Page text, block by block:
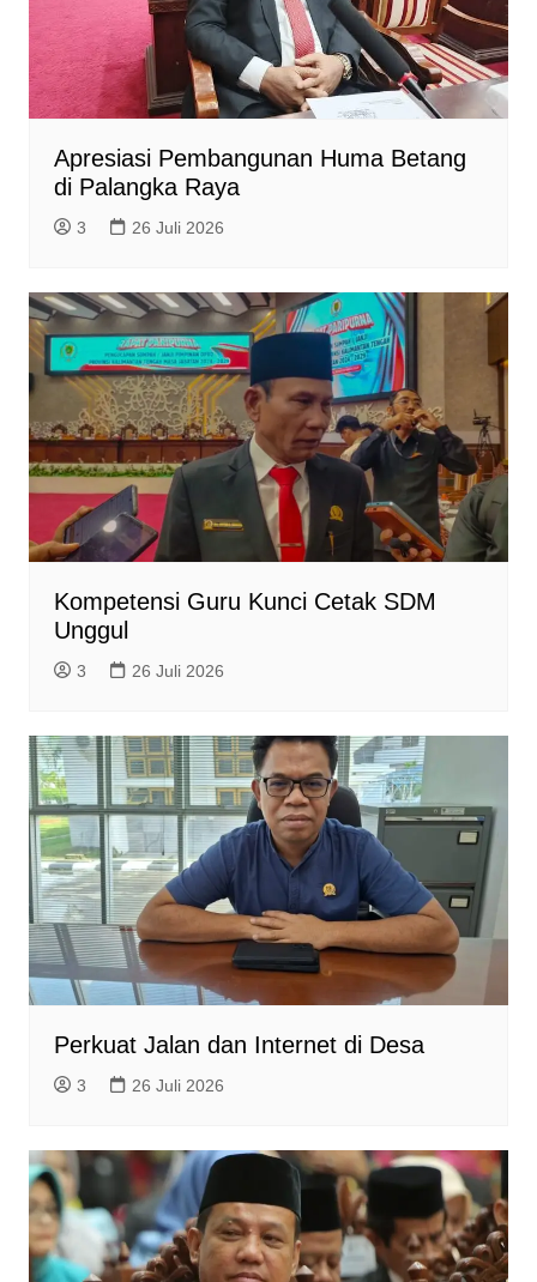
Apresiasi Pembangunan Huma Betang
di Palangka Raya
3 26 Juli 2026
Kompetensi Guru Kunci Cetak SDM
Unggul
3 26 Juli 2026
Perkuat Jalan dan Internet di Desa
3 26 Juli 2026